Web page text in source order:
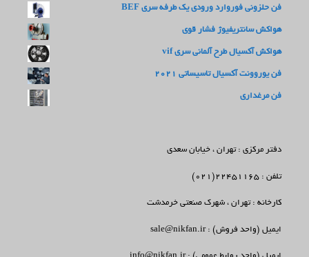
فن حلزونی فوروارد ورودی یک طرفه سری BEF
هواکش سانتریفیوژ فشار قوی
هواکش آکسیال طرح آلمانی سری vif
فن یوروونت آکسیال تاسیساتی 2021
فن مرغداری
دفتر مرکزی : تهران ، خیابان سعدی
تلفن : 22451165(021)
کارخانه : تهران ، شهرک صنعتی خرمدشت
ایمیل (واحد فروش) : sale@nikfan.ir